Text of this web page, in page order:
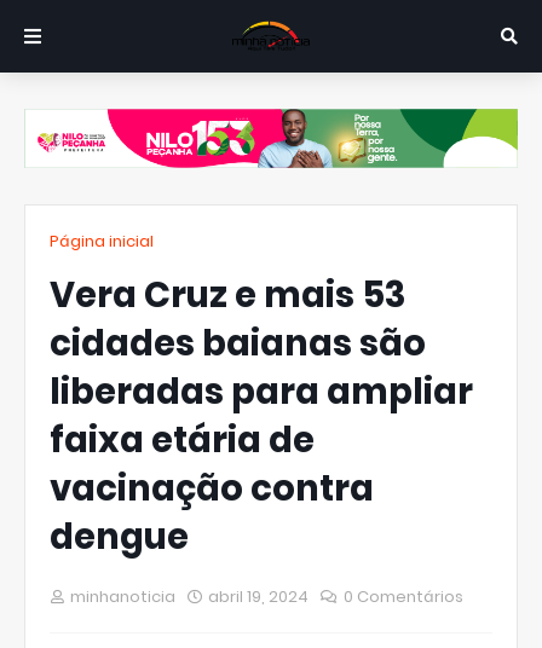
Página inicial
Vera Cruz e mais 53
cidades baianas são
liberadas para ampliar
faixa etária de
vacinação contra
dengue
minhanoticia abril 19, 2024 0 Comentários